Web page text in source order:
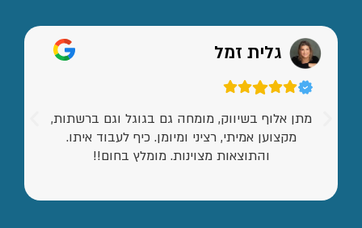
גלית זמל
מתן אלוף בשיווק, מומחה גם בגוגל וגם ברשתות,
מקצוען אמיתי, רציני ומיומן. כיף לעבוד איתו.
והתוצאות מצוינות. מומלץ בחום!!